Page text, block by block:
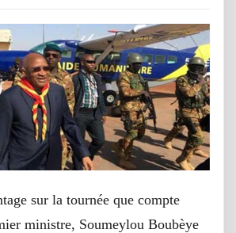
sur la tournée que compte
ministre, Soumeylou Boubèye